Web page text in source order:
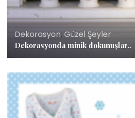
Dekorasyon,Güzel Şeyler
Dekorasyonda minik dokunuşlar..